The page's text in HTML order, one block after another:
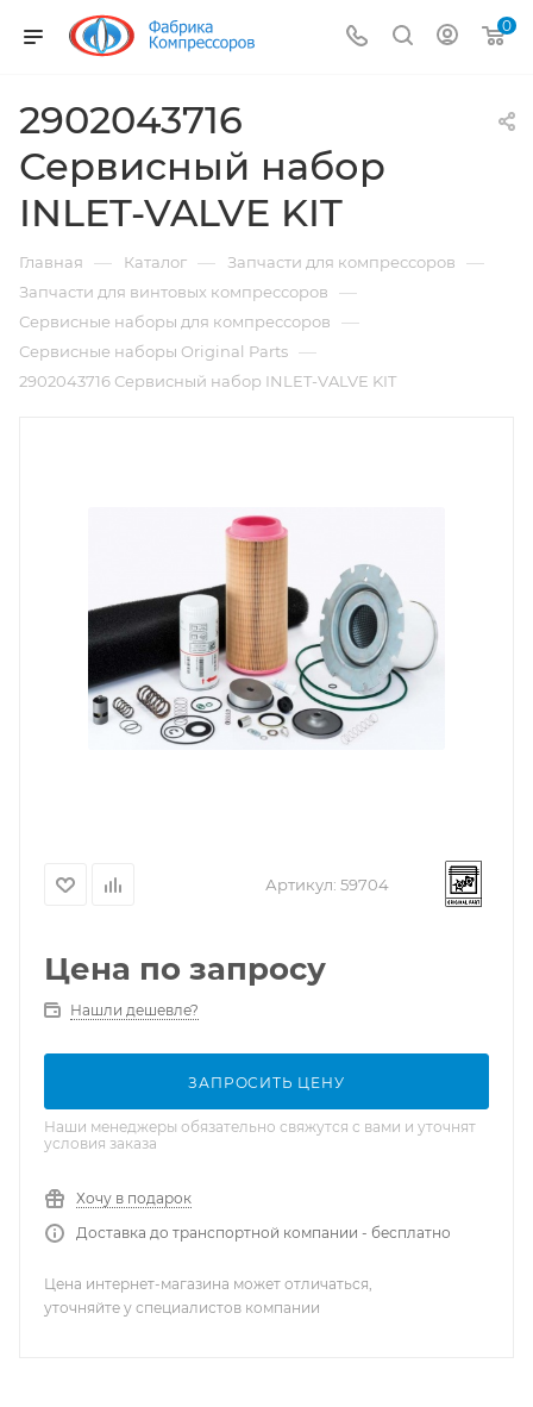
0
2902043716
Сервисный набор
INLET-VALVE KIT
Главная — Каталог — Запчасти для компрессоров —
Запчасти для винтовых компрессоров —
Сервисные наборы для компрессоров —
Сервисные наборы Original Parts —
2902043716 Сервисный набор INLET-VALVE KIT
Артикул: 59704
Цена по запросу
Нашли дешевле?
ЗАПРОСИТЬ ЦЕНУ
Наши менеджеры обязательно свяжутся с вами и уточнят
условия заказа
Хочу в подарок
Доставка до транспортной компании - бесплатно
Цена интернет-магазина может отличаться,
уточняйте у специалистов компании